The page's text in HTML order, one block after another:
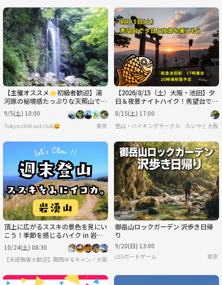
【主催オススメ⭐️初級者歓迎】湯
河原の秘境感たっぷりな天照山で滝
巡り＆森林浴ハイク🌳
9/5(土) 10:00
Tokyo chill out club😀 東京
【2026/8/15（土）大阪・池田】夕
日＆夜景ナイトハイク！秀望台で絶
景体験✨初心者・一人参加歓迎
8/15(土) 17:00
登山・ハイキングサークル たいやきんぐ
大阪
頂上に広がるススキの景色を見にい
こう！季節を感じるハイク in 岩湧
山
10/24(土) 08:30
【未経験者大歓迎】関西ゆるキャン・ゆるハイク
大阪
御岳山ロックガーデン 沢歩き日帰
り
9/20(日) 13:00
LESボードゲーム 東京